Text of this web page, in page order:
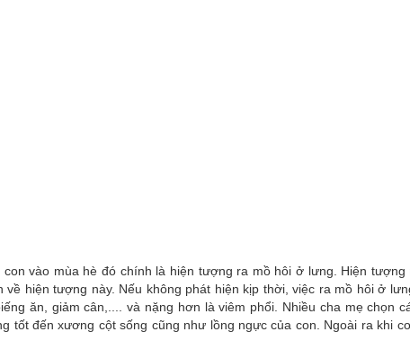
vào mùa hè đó chính là hiện tượng ra mồ hôi ở lưng. Hiện
hiện tượng này. Nếu không phát hiện kịp thời, việc ra mồ hôi ở
ăn, giảm cân,.... và nặng hơn là viêm phổi. Nhiều cha mẹ chọn
tốt đến xương cột sống cũng như lồng ngực của con. Ngoài ra khi